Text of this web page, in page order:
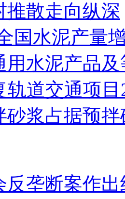
推散走向纵深
国水泥产量
用水泥产品
轨道交通项
砂浆占据预
反垄断案作